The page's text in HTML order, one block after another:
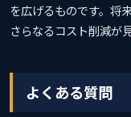
を広げるものです。将
さらなるコスト削減が
よくある質問